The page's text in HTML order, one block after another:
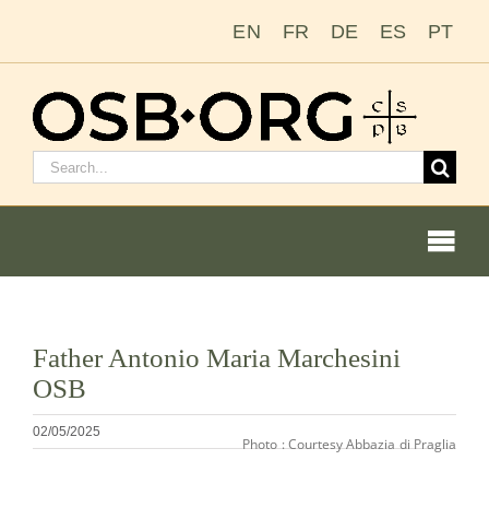
EN FR DE ES PT
Cerca:
Le nostre radici
L’ordine benedettino
immagine
più
grande
Father Antonio Maria Marchesini
OSB
02/05/2025
Photo : Courtesy Abbazia di Praglia